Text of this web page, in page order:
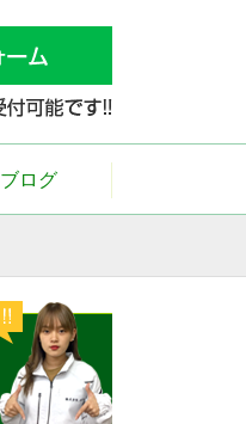
ブログ